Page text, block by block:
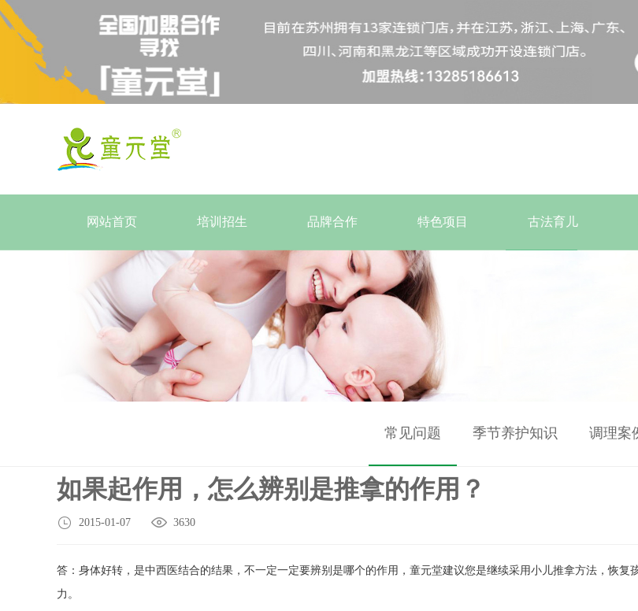
网站首页 培训招生 品牌合作 特色项目 古法育儿
常见问题 季节养护知识 调理案
如果起作用，怎么辨别是推拿的作用？
2015-01-07 3630
答：身体好转，是中西医结合的结果，不一定一定要辨别是哪个的作用，童元堂建议您是继续采用小儿推拿方法，恢
力。